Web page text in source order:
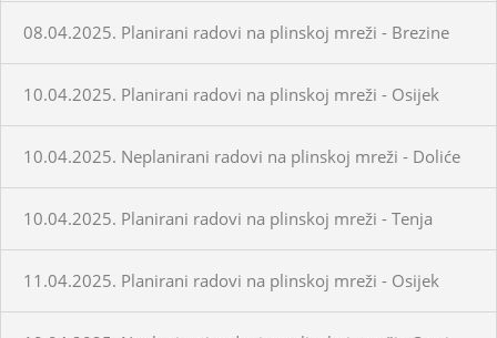
08.04.2025. Planirani radovi na plinskoj mreži - Brezine
10.04.2025. Planirani radovi na plinskoj mreži - Osijek
10.04.2025. Neplanirani radovi na plinskoj mreži - Doliće
10.04.2025. Planirani radovi na plinskoj mreži - Tenja
11.04.2025. Planirani radovi na plinskoj mreži - Osijek